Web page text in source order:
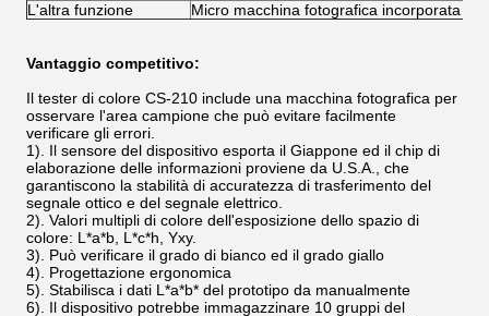
L'altra funzione Micro macchina fotografica incorporata
Vantaggio competitivo:
Il tester di colore CS-210 include una macchina fotografica per
osservare l'area campione che può evitare facilmente
verificare gli errori.
1). Il sensore del dispositivo esporta il Giappone ed il chip di
elaborazione delle informazioni proviene da U.S.A., che
garantiscono la stabilità di accuratezza di trasferimento del
segnale ottico e del segnale elettrico.
2). Valori multipli di colore dell'esposizione dello spazio di
colore: L*a*b, L*c*h, Yxy.
3). Può verificare il grado di bianco ed il grado giallo
4). Progettazione ergonomica
5). Stabilisca i dati L*a*b* del prototipo da manualmente
6). Il dispositivo potrebbe immagazzinare 10 gruppi del